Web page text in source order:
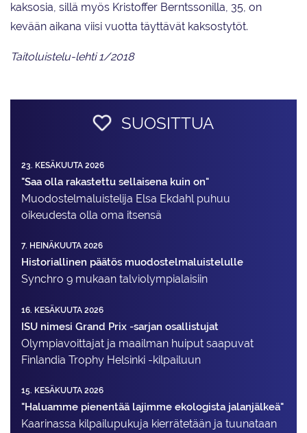
kaksosia, sillä myös Kristoffer Berntssonilla, 35, on
kevään aikana viisi vuotta täyttävät kaksostytöt.
Taitoluistelu-lehti 1/2018
SUOSITTUA
23. KESÄKUUTA 2026
"Saa olla rakastettu sellaisena kuin on"
Muodostelma­luistelija Elsa Ekdahl puhuu
oikeudesta olla oma itsensä
7. HEINÄKUUTA 2026
Historiallinen päätös muodostelmaluistelulle
Synchro 9 mukaan talviolympialaisiin
16. KESÄKUUTA 2026
ISU nimesi Grand Prix -sarjan osallistujat
Olympiavoittajat ja maailman huiput saapuvat
Finlandia Trophy Helsinki -kilpailuun
15. KESÄKUUTA 2026
"Haluamme pienentää lajimme ekologista jalanjälkeä"
Kaarinassa kilpailupukuja kierrätetään ja tuunataan